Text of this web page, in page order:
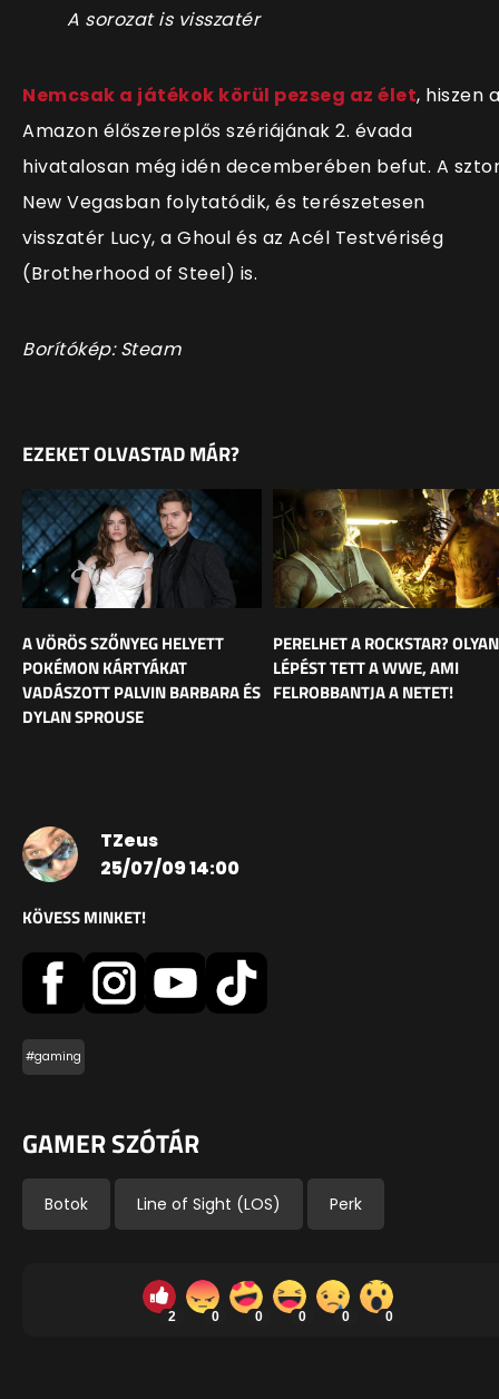
A sorozat is visszatér
Nemcsak a játékok körül pezseg az élet, hiszen
Amazon élőszereplős szériájának 2. évada
hivatalosan még idén decemberében befut. A
New Vegasban folytatódik, és terészetesen
visszatér Lucy, a Ghoul és az Acél Testvériség
(Brotherhood of Steel) is.
Borítókép: Steam
EZEKET OLVASTAD MÁR?
A VÖRÖS SZŐNYEG HELYETT
POKÉMON KÁRTYÁKAT
VADÁSZOTT PALVIN BARBARA ÉS
DYLAN SPROUSE
PERELHET A ROCKSTAR? OLYAN
LÉPÉST TETT A WWE, AMI
FELROBBANTJA A NETET!
TZeus
25/07/09 14:00
KÖVESS MINKET!
#gaming
GAMER SZÓTÁR
Botok Line of Sight (LOS) Perk
2 0 0 0 0 0